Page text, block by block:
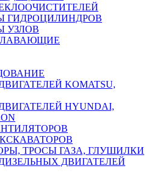
ГИДРОЦИЛИНДРОВ
УЗЛОВ
KOMATSU,
HYUNDAI,
ТРОСЫ ГАЗА, ГЛУШИЛКИ
ДВИГАТЕЛЕЙ